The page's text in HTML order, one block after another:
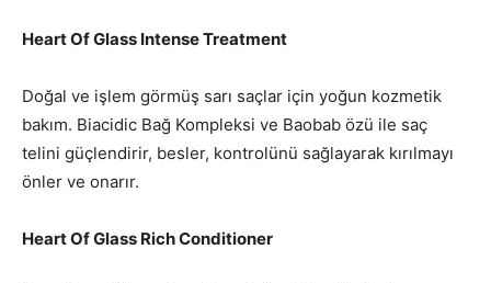
Heart Of Glass Intense Treatment
Doğal ve işlem görmüş sarı saçlar için yoğun kozmetik
bakım. Biacidic Bağ Kompleksi ve Baobab özü ile saç
telini güçlendirir, besler, kontrolünü sağlayarak kırılmayı
önler ve onarır.
Heart Of Glass Rich Conditioner